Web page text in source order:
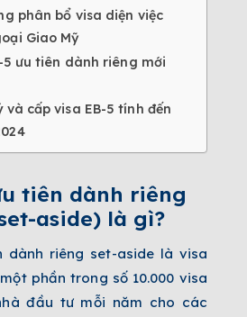
phân bổ visa diện việc
Giao Mỹ
5 ưu tiên dành riêng mới
và cấp visa EB-5 tính đến
tiên dành riêng
aside) là gì?
dành riêng set-aside là visa
phần trong số 10.000 visa
đầu tư mỗi năm cho các